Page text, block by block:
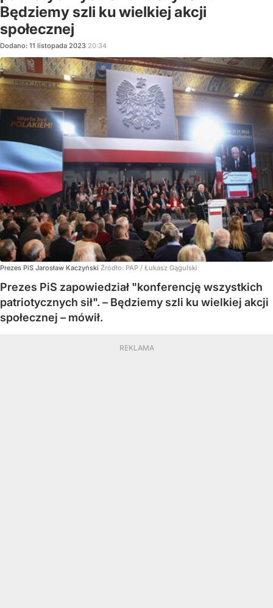
Będziemy szli ku wielkiej akcji
społecznej
Dodano: 11 listopada 2023 20:34
Prezes PiS Jarosław Kaczyński Źródło: PAP / Łukasz Gągulski
Prezes PiS zapowiedział "konferencję wszystkich
patriotycznych sił". – Będziemy szli ku wielkiej akcji
społecznej – mówił.